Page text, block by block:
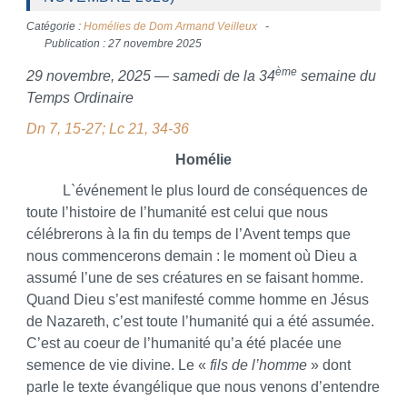
Catégorie : Homélies de Dom Armand Veilleux
Publication : 27 novembre 2025
29 novembre, 2025 — samedi de la 34èmesemaine du
Temps Ordinaire
Dn 7, 15-27; Lc 21, 34-36
Homélie
L`événement le plus lourd de conséquences de
toute l’histoire de l’humanité est celui que nous
célébrerons à la fin du temps de l’Avent temps que
nous commencerons demain : le moment où Dieu a
assumé l’une de ses créatures en se faisant homme.
Quand Dieu s’est manifesté comme homme en Jésus
de Nazareth, c’est toute l’humanité qui a été assumée.
C’est au coeur de l’humanité qu’a été placée une
semence de vie divine. Le « fils de l’homme» dont
parle le texte évangélique que nous venons d’entendre